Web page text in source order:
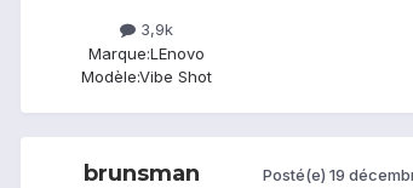
3,9k
Marque:LEnovo
Modèle:Vibe Shot
brunsman Posté(e) 19